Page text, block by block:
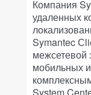
Компания
удаленных
Symantec
межсетевой
мобильных